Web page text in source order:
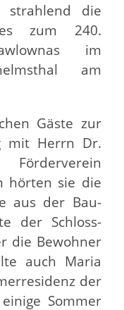
strahlend die
zum 240.
im
am
Gäste zur
mit Herrn Dr.
hörten sie die
aus der Bau-
der Schloss-
die Bewohner
auch Maria
der
Sommer